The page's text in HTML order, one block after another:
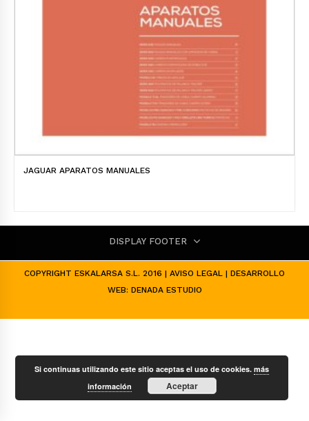
JAGUAR APARATOS MANUALES
DISPLAY FOOTER
COPYRIGHT ESKALARSA S.L. 2016 | AVISO LEGAL | DESARROLLO
WEB: DENADA ESTUDIO
Si continuas utilizando este sitio aceptas el uso de cookies.más
información
Aceptar